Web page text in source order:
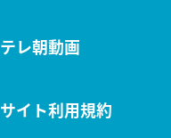
テレ朝動画
サイト利用規約